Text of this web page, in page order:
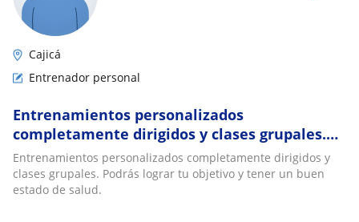
Cajicá
Entrenador personal
Entrenamientos personalizados
completamente dirigidos y clases grupales.
Podrás lograr tu objetivo y tener un buen
estado de salud
Entrenamientos personalizados completamente dirigidos y
clases grupales. Podrás lograr tu objetivo y tener un buen
estado de salud.